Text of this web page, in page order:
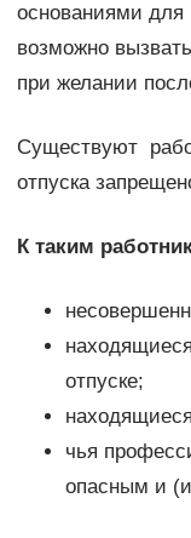
основаниями для
возможно
при желании
Существуют
отпуска
К таким
отпуске;
чья
опасным и